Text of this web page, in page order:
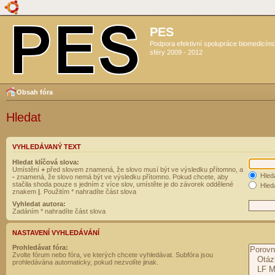
PES
Podpora efektivní spolupráce
sféry 2009 - 2012
Obsah fóra
Hledat
VYHLEDÁVANÝ TEXT
Hledat klíčová slova:
Umístění + před slovem znamená, že slovo musí být ve výsledku přítomno, a
- znamená, že slovo nemá být ve výsledku přítomno. Pokud chcete, aby
stačila shoda pouze s jedním z více slov, umístěte je do závorek oddělené
znakem | . Použitím * nahradíte část slova
Vyhledat autora:
Zadáním * nahradíte část slova
NASTAVENÍ VYHLEDÁVÁNÍ
Prohledávat fóra:
Zvolte fórum nebo fóra, ve kterých chcete vyhledávat. Subfóra jsou
prohledávána automaticky, pokud nezvolíte jinak.